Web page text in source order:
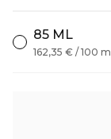
85 ML
162,35 € / 100 ml